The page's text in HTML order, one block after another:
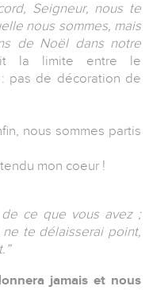
Seigneur, nous te
nous sommes, mais
de Noël dans notre
la limite entre le
pas de décoration de
nous sommes partis
mon coeur !
de ce que vous avez ;
te délaisserai point,
jamais et nous